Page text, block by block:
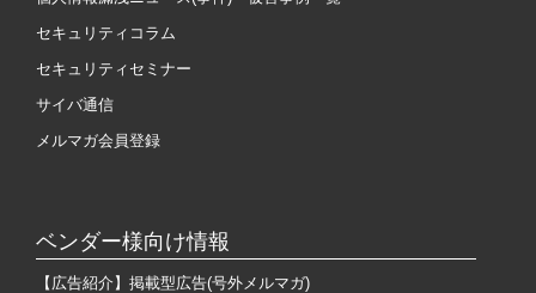
セキュリティコラム
セキュリティセミナー
サイバ通信
メルマガ会員登録
ベンダー様向け情報
【広告紹介】掲載型広告(号外メルマガ)